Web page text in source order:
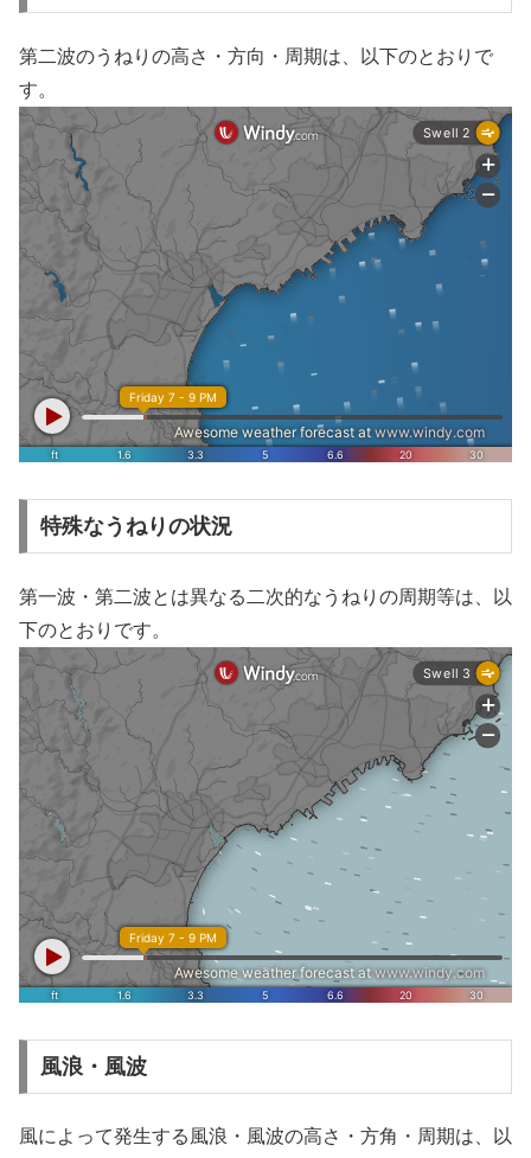
第二波のうねりの高さ・方向・周期は、以下のとおりで
す。
特殊なうねりの状況
第一波・第二波とは異なる二次的なうねりの周期等は、以
下のとおりです。
風浪・風波
風によって発生する風浪・風波の高さ・方角・周期は、以